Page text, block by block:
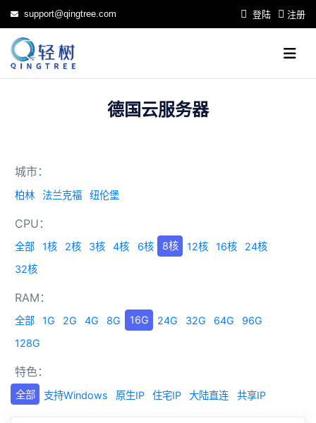
support@qingtree.com 登陆 注册
德国云服务器
城市：
柏林 法兰克福 纽伦堡
CPU：
全部 1核 2核 3核 4核 6核 8核 12核 16核
24核
32核
RAM：
全部 1G 2G 4G 8G 16G 24G 32G 64G
96G
128G
特色：
全部 支持Windows 原生IP 住宅IP 大陆直连 共享IP